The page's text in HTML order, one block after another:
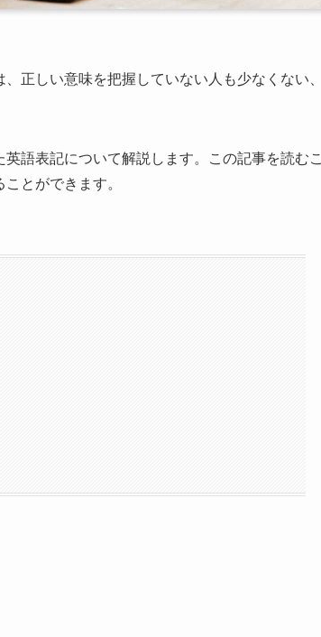
正しい意味を把握していない人も少なくない、
語表記について解説します。この記事を読むこ
とができます。